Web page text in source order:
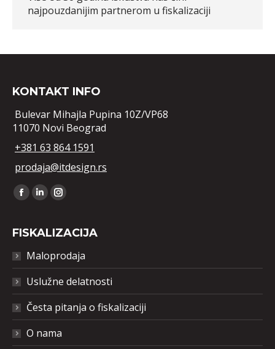
najpouzdanijim partnerom u fiskalizaciji
KONTAKT INFO
Bulevar Mihajla Pupina 10Z/VP68
11070 Novi Beograd
+381 63 864 1591
prodaja@itdesign.rs
Find us on:
Facebook
LinkedinInstagram
FISKALIZACIJA
Maloprodaja
Uslužne delatnosti
Česta pitanja o fiskalizaciji
O nama